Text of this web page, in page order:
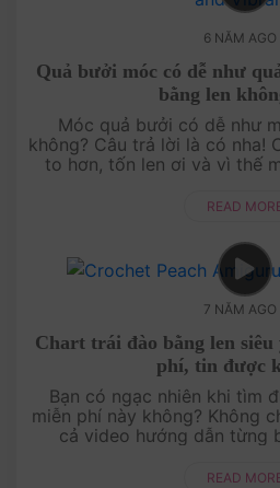
6 NĂM AGO
Quả bưởi móc có dễ như
bằng len
Móc quả bưởi có dễ như
không? Câu trả lời là có nha!
to hơn, tốn len ơi và vì thế
READ
7 NĂM AGO
Chart trái đào bằng len siêu
phí, tin được
Bạn có ngạc nhiên khi tìm
miễn phí này không? Không
cả video hướng dẫn từng
đ....
READ